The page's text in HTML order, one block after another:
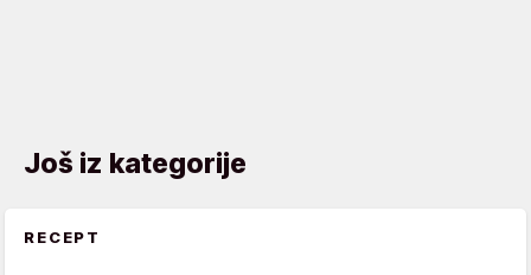
Još iz kategorije
RECEPT